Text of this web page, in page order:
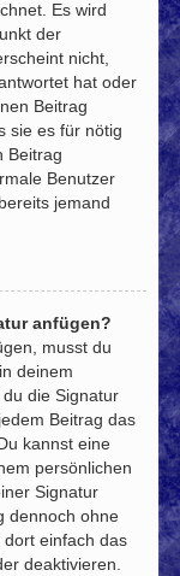
Es wird
der
nicht,
hat oder
Beitrag
sie es für nötig
Beitrag
Benutzer
jemand
anfügen?
musst du
deinem
die Signatur
Beitrag das
kannst eine
persönlichen
Signatur
dennoch ohne
einfach das
deaktivieren.